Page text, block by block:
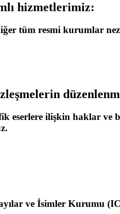
hizmetlerimiz:
tüm resmi kurumlar
eserlere ilişkin haklar ve
ve İsimler Kurumu